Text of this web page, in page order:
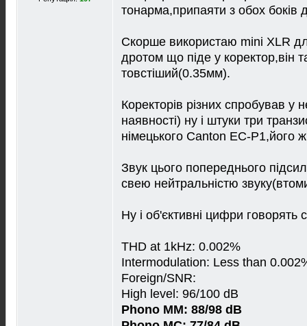
тонарма,припаяти з обох бокiв
Скорше використаю mini XLR
дротом що пiдe у коректор,вiн
товстiший(0.35мм).
Коректорiв рiзних спробував у
наявностi) ну i штуки три
нiмецького Canton EC-P1,його
Звук цього попереднього
свею нейтральнiстю
Ну i об'єктивнi цифри говорять
THD at 1kHz: 0.002%
Intermodulation: Less than
Foreign/SNR:
High level: 96/100 dB
Phono MM: 88/98 dB